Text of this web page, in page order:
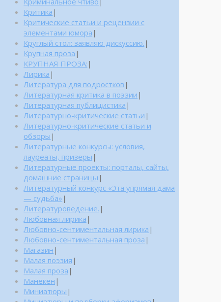
Критика |
Критические статьи и рецензии с
элементами юмора |
Круглый стол: заявляю дискуссию. |
Крупная проза |
КРУПНАЯ ПРОЗА: |
Лирика |
Литература для подростков |
Литературная критика в поэзии |
Литературная публицистика |
Литературно-критические статьи |
Литературно-критические статьи и
обзоры |
Литературные конкурсы: условия,
лауреаты, призеры |
Литературные проекты: порталы, сайты,
домашние страницы |
Литературный конкурс «Эта упрямая дама
— судьба» |
Литературоведение. |
Любовная лирика |
Любовно-сентиментальная лирика |
Любовно-сентиментальная проза |
Магазин |
Малая поэзия |
Малая проза |
Манекен |
Миниатюры |